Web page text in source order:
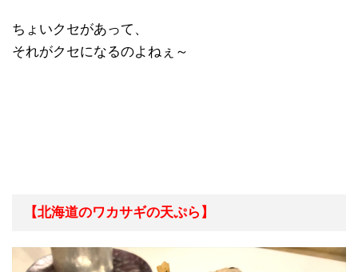
ちょいクセがあって、
それがクセになるのよねぇ～
【北海道のワカサギの天ぷら】